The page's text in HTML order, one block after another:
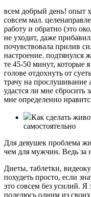
всем добрый день! опыт
совсем мал.
работу и обратно (это
не уходит, даже
почувствовала прилив
настроение. подтянулся
те 45-50 минут, которые
голове отдохнуть от
трачу на
удастся ли мне сбросить
мне определенно
Как сделать
самостоятельно
Для девушек проблема
чем для мужчин. Ведь за
Диеты, таблетки,
похудеть просто, если
это совсем без усилий.
поделюсь одним из своих